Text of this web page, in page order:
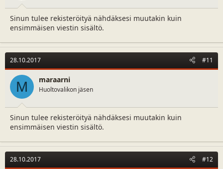
Sinun tulee rekisteröityä nähdäksesi muutakin kuin
ensimmäisen viestin sisältö.
28.10.2017 #11
M maraarni
Huoltovalikon jäsen
Sinun tulee rekisteröityä nähdäksesi muutakin kuin
ensimmäisen viestin sisältö.
28.10.2017 #12